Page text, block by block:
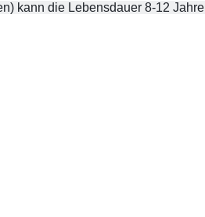
kann die Lebensdauer 8-12 Jahre